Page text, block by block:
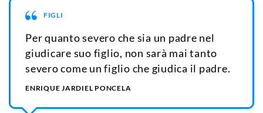
FIGLI
Per quanto severo che sia un padre nel
giudicare suo figlio, non sarà mai tanto
severo come un figlio che giudica il padre.
ENRIQUE JARDIEL PONCELA